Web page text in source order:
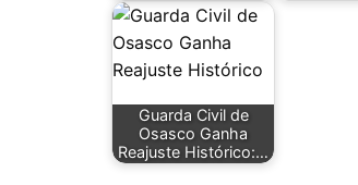
Guarda Civil de
Osasco Ganha
Reajuste Histórico:…